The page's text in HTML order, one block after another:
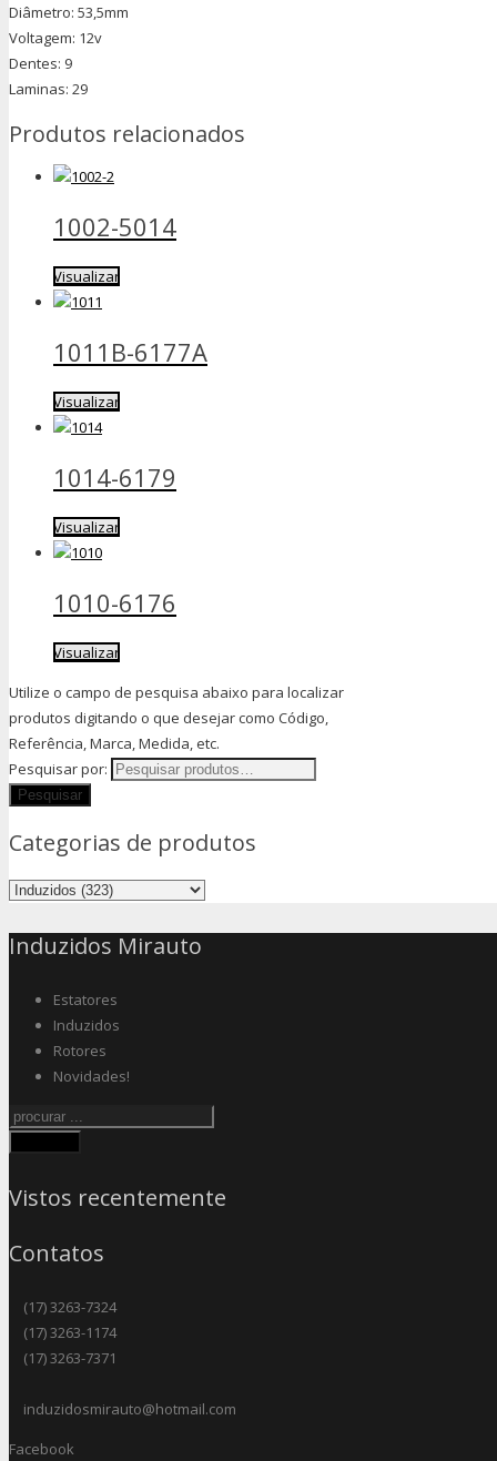
Diâmetro: 53,5mm
Voltagem: 12v
Dentes: 9
Laminas: 29
Produtos relacionados
1002-5014
Visualizar
1011B-6177A
Visualizar
1014-6179
Visualizar
1010-6176
Visualizar
Utilize o campo de pesquisa abaixo para localizar
produtos digitando o que desejar como Código,
Referência, Marca, Medida, etc.
Pesquisar por:
Categorias de produtos
Induzidos Mirauto
Estatores
Induzidos
Rotores
Novidades!
Vistos recentemente
Contatos
(17) 3263-7324
(17) 3263-1174
(17) 3263-7371
induzidosmirauto@hotmail.com
Facebook